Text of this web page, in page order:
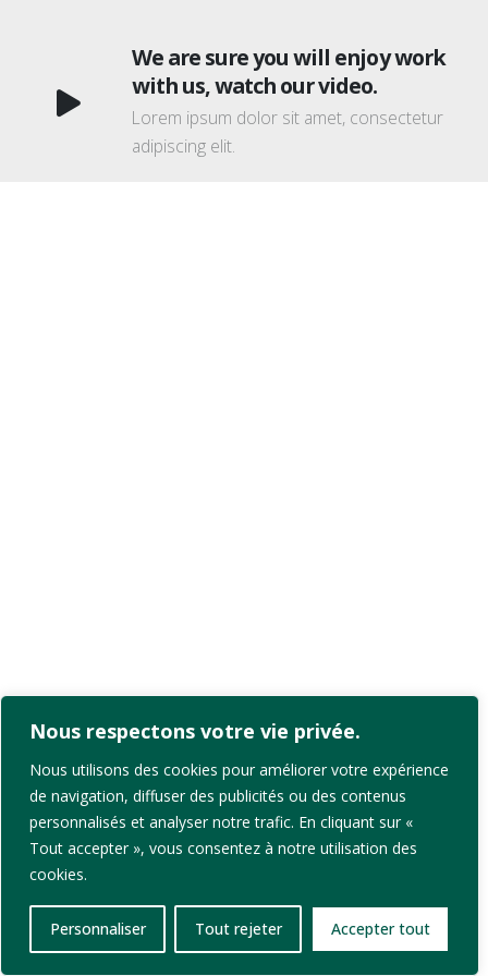
Nous respectons votre vie privée.
Nous utilisons des cookies pour améliorer votre expérience
de navigation, diffuser des publicités ou des contenus
personnalisés et analyser notre trafic. En cliquant sur «
Tout accepter », vous consentez à notre utilisation des
cookies.
Personnaliser Tout rejeter Accepter tout
We are sure you will enjoy work
with us, watch our video.
Lorem ipsum dolor sit amet, consectetur
adipiscing elit.